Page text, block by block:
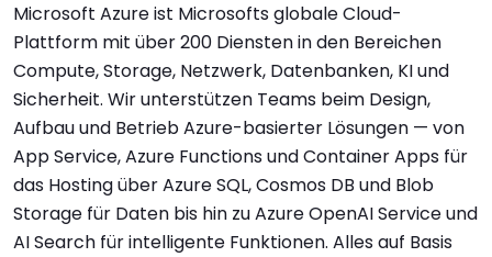
Microsoft Azure ist Microsofts globale Cloud-
Plattform mit über 200 Diensten in den Bereichen
Compute, Storage, Netzwerk, Datenbanken, KI und
Sicherheit. Wir unterstützen Teams beim Design,
Aufbau und Betrieb Azure-basierter Lösungen — von
App Service, Azure Functions und Container Apps für
das Hosting über Azure SQL, Cosmos DB und Blob
Storage für Daten bis hin zu Azure OpenAI Service und
AI Search für intelligente Funktionen. Alles auf Basis